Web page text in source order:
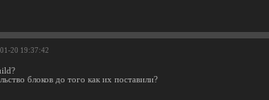
01-20 19:37:42
блоков до того как их поставили?